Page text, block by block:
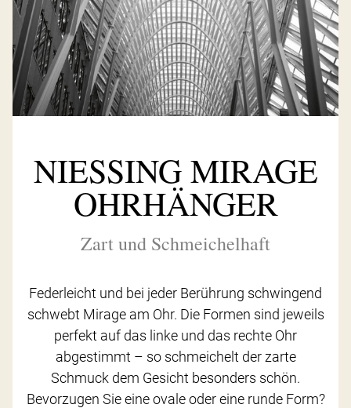
NIESSING MIRAGE
OHRHÄNGER
Zart und Schmeichelhaft
Federleicht und bei jeder Berührung schwingend
schwebt Mirage am Ohr. Die Formen sind jeweils
perfekt auf das linke und das rechte Ohr
abgestimmt – so schmeichelt der zarte
Schmuck dem Gesicht besonders schön.
Bevorzugen Sie eine ovale oder eine runde Form?